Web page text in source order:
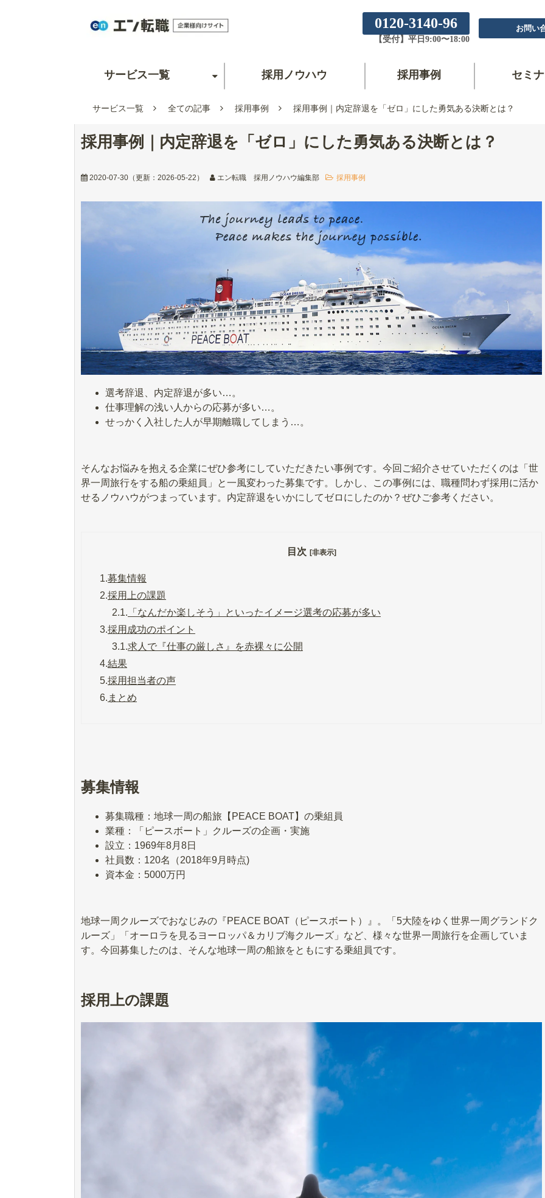
0120-3140-96
【受付】平日9:00〜18:00
お問い
サービス一覧 採用ノウハウ 採用事例 セミ
サービス一覧 全ての記事 採用事例 採用事例｜内定辞退を「ゼロ」にした勇気ある決断とは？
採用事例｜内定辞退を「ゼロ」にした勇気ある決断とは？
2020-07-30 （更新： 2026-05-22 ） エン転職 採用ノウハウ編集部 採用事例
選考辞退、内定辞退が多い…。
仕事理解の浅い人からの応募が多い…。
せっかく入社した人が早期離職してしまう…。
そんなお悩みを抱える企業にぜひ参考にしていただきたい事例です。今回ご紹介させていただくのは「世
界一周旅行をする船の乗組員」と一風変わった募集です。しかし、この事例には、職種問わず採用に活か
せるノウハウがつまっています。内定辞退をいかにしてゼロにしたのか？ぜひご参考ください。
目次 [非表示]
1.募集情報
2.採用上の課題
2.1. 「なんだか楽しそう」といったイメージ選考の応募が多い
3.採用成功のポイント
3.1.求人で『仕事の厳しさ』を赤裸々に公開
4.結果
5.採用担当者の声
6. まとめ
募集情報
募集職種：地球一周の船旅【PEACE BOAT】の乗組員
業種：「ピースボート」クルーズの企画・実施
設立：1969年8月8日
社員数：120名（2018年9月時点)
資本金：5000万円
地球一周クルーズでおなじみの『PEACE BOAT（ピースボート）』。「5大陸をゆく世界一周グランドク
ルーズ」「オーロラを見るヨーロッパ＆カリブ海クルーズ」など、様々な世界一周旅行を企画していま
す。今回募集したのは、そんな地球一周の船旅をともにする乗組員です。
採用上の課題